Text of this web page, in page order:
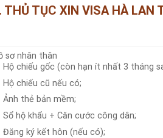
THỦ TỤC XIN VISA HÀ LAN
sơ nhân thân
Hộ chiếu gốc (còn hạn ít nhất 3 tháng
Hộ chiếu cũ nếu có;
Ảnh thẻ bản mềm;
Sổ hộ khẩu + Căn cước công dân;
Đăng ký kết hôn (nếu có);